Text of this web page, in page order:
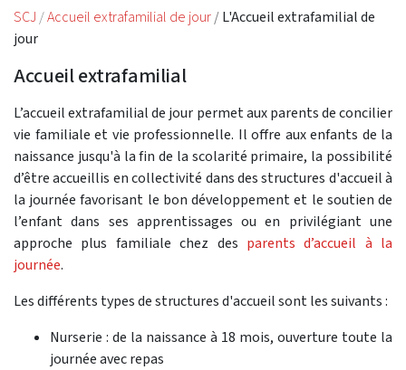
SCJ Accueil extrafamilial de jour
L'Accueil extrafamilial de
jour
Accueil extrafamilial
L’accueil extrafamilial de jour permet aux parents de concilier
vie familiale et vie professionnelle. Il offre aux enfants de la
naissance jusqu'à la fin de la scolarité primaire, la possibilité
d’être accueillis en collectivité dans des structures d'accueil à
la journée favorisant le bon développement et le soutien de
l’enfant dans ses apprentissages ou en privilégiant une
approche plus familiale chez des parents d’accueil à la
journée.
Les différents types de structures d'accueil sont les suivants :
Nurserie : de la naissance à 18 mois, ouverture toute la
journée avec repas